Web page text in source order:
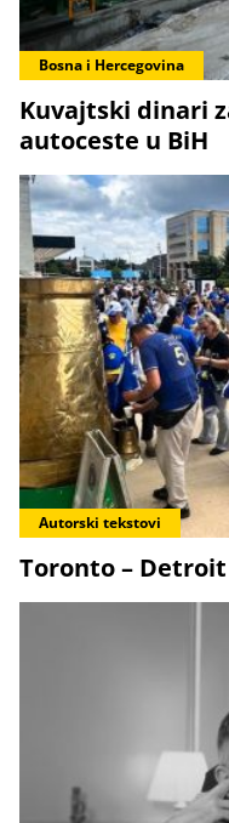
Bosna i Hercegovina
Kuvajtski dinari
autoceste u BiH
Autorski tekstovi
Toronto –